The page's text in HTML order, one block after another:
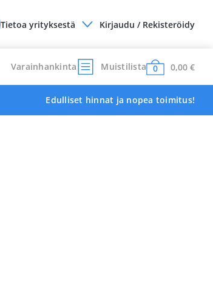
Tietoa yrityksestä
Kirjaudu / Rekisteröidy
Varainhankinta Muistilista 0 0,00 €
Edulliset hinnat ja nopea toimitus!